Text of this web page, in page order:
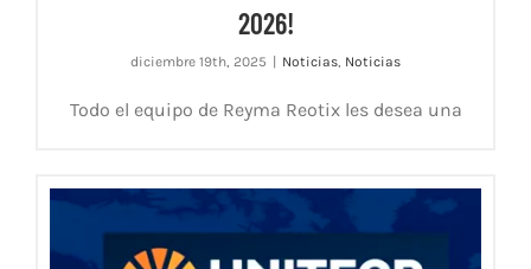
2026!
diciembre 19th, 2025 Noticias, Noticias
Todo el equipo de Reyma Reotix les desea una